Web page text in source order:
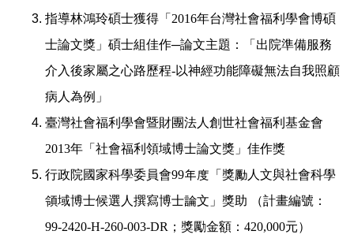
指導林鴻玲碩士獲得「 2016年台灣社會福利學會博碩
士論文獎」碩士組佳作─論文主題：「出院準備服務
介入後家屬之心路歷程-以神經功能障礙無法自我照顧
病人為例」
臺灣社會福利學會暨財團法人創世社會福利基金會
2013年「社會福利領域博士論文獎」佳作獎
行政院國家科學委員會99年度「獎勵人文與社會科學
領域博士候選人撰寫博士論文」獎助
（計畫編號：
99-2420-H-260-003-DR ；獎勵金額： 420,000元）